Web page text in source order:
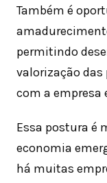
Também é
permitindo
valorização das
com a empresa
Essa postura é
economia
há muitas